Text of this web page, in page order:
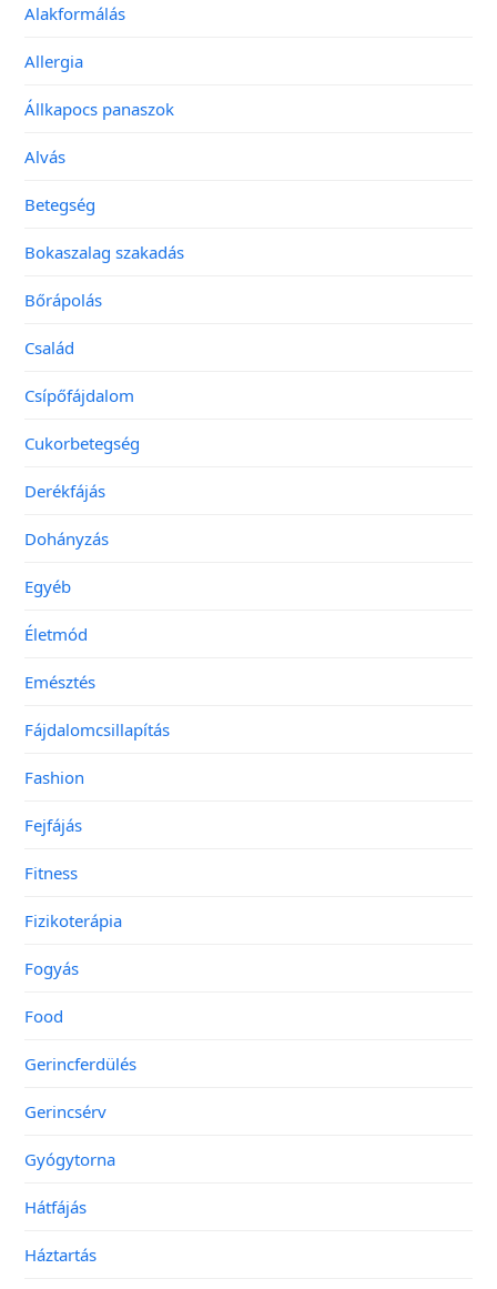
Alakformálás
Allergia
Állkapocs panaszok
Alvás
Betegség
Bokaszalag szakadás
Bőrápolás
Család
Csípőfájdalom
Cukorbetegség
Derékfájás
Dohányzás
Egyéb
Életmód
Emésztés
Fájdalomcsillapítás
Fashion
Fejfájás
Fitness
Fizikoterápia
Fogyás
Food
Gerincferdülés
Gerincsérv
Gyógytorna
Hátfájás
Háztartás